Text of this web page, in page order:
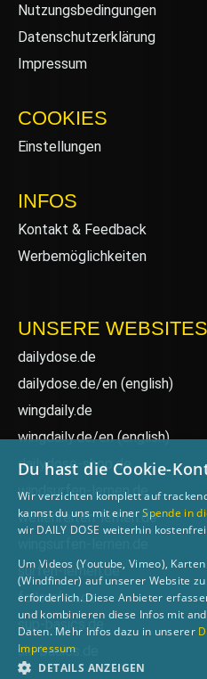
Nutzungsbedingungen
Datenschutzerklärung
Impressum
COOKIES
Einstellungen
INFOS
Kontakt & Feedback
Werbemöglichkeiten
UNSERE WEBSITES
dailydose.de
dailydose.de/en (english)
wingdaily.de
wingdaily.de/en(english)
dailydose-shop.de
windsurfen-lernen.de
wellenreiten-lernen.de
surfen-lernen.de
foilsurfen.de
sup-basics.de
ski-basics.de
Du hast die Cookie-
Wir verzichten komplett auf
kannst du uns mit einerSpende in
wir DAILY DOSE weiterhin
Um Videos (Youtube, Vimeo),
(Windfinder) auf unserer Website
erforderlich. Diese Anbieter
und kombinieren diese Infos mit
Daten. Mehr Infos dazu in unserer
Impressum
DETAILS ANZEIGEN